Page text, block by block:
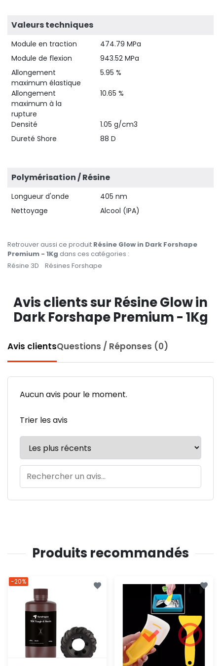
Valeurs techniques
Module en traction
474.79 MPa
Module de flexion
943.52 MPa
Allongement
maximum élastique
5.95 %
Allongement
maximum à la
rupture
10.65 %
Densité
1.05 g/cm3
Dureté Shore
88 D
Polymérisation / Résine
Longueur d'onde
405 nm
Nettoyage
Alcool (IPA)
Retrouver aussi ce produit Résine Glow in Dark Forshape
Premium - 1Kg dans ces catégories :
Résine 3D
Résines Forshape
Avis clients sur Résine Glow in
Dark Forshape Premium - 1Kg
Avis clientsQuestions / Réponses (0)
Aucun avis pour le moment.
Trier les avis
Produits recommandés
-20%